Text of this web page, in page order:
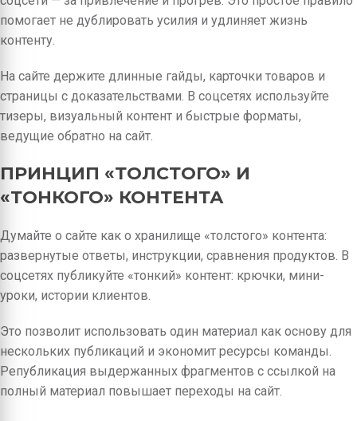
помогает не дублировать усилия и удлиняет жизнь
контенту.
На сайте держите длинные гайды, карточки товаров и
страницы с доказательствами. В соцсетях используйте
тизеры, визуальный контент и быстрые форматы,
ведущие обратно на сайт.
ПРИНЦИП «ТОЛСТОГО» И
«ТОНКОГО» КОНТЕНТА
Думайте о сайте как о хранилище «толстого» контента:
развернутые ответы, инструкции, сравнения продуктов. В
соцсетях публикуйте «тонкий» контент: крючки, мини-
уроки, истории клиентов.
Это позволит использовать один материал как основу для
нескольких публикаций и экономит ресурсы команды.
Републикация выдержанных фрагментов с ссылкой на
полный материал повышает переходы на сайт.